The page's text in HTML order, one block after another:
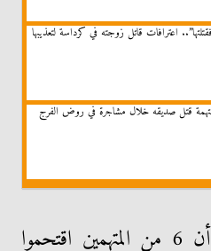
اعترافات قاتل زوجته في كرداسة لتعذيبها
قتل صديقه خلال مشاجرة في روض الفرج
وأظهرت التحقيقات أن 6 من المتهمين اقتحموا